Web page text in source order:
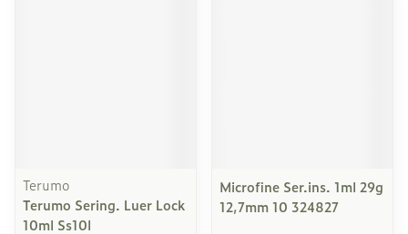
Terumo
Terumo Sering. Luer Lock
10ml Ss10l
Microfine Ser.ins. 1ml 29g
12,7mm 10 324827